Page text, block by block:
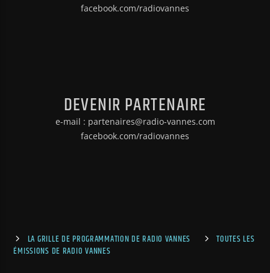
facebook.com/radiovannes
DEVENIR PARTENAIRE
e-mail : partenaires@radio-vannes.com
facebook.com/radiovannes
LA GRILLE DE PROGRAMMATION DE RADIO VANNES
TOUTES LES
ÉMISSIONS DE RADIO VANNES